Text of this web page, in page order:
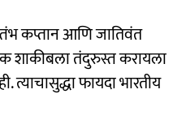
कप्तान आणि जातिवंत
शाकीबला तंदुरुस्त करायला
फायदा भारतीय